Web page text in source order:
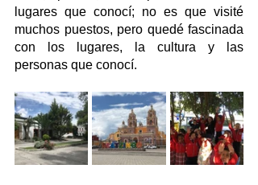
lugares que conocí; no es que visité
muchos puestos, pero quedé fascinada
con los lugares, la cultura y las
personas que conocí.